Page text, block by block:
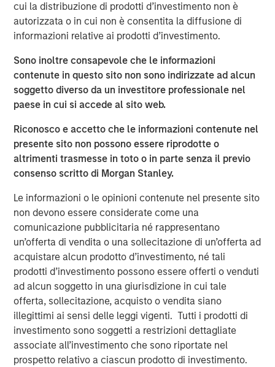
cui la distribuzione di prodotti d’investimento non è
autorizzata o in cui non è consentita la diffusione di
informazioni relative ai prodotti d’investimento.
Sono inoltre consapevole che le informazioni
contenute in questo sito non sono indirizzate ad alcun
soggetto diverso da un investitore professionale nel
paese in cui si accede al sito web.
Riconosco e accetto che le informazioni contenute nel
presente sito non possono essere riprodotte o
altrimenti trasmesse in toto o in parte senza il previo
consenso scritto di Morgan Stanley.
Le informazioni o le opinioni contenute nel presente sito
non devono essere considerate come una
comunicazione pubblicitaria né rappresentano
un’offerta di vendita o una sollecitazione di un’offerta ad
acquistare alcun prodotto d’investimento, né tali
prodotti d’investimento possono essere offerti o venduti
ad alcun soggetto in una giurisdizione in cui tale
offerta, sollecitazione, acquisto o vendita siano
illegittimi ai sensi delle leggi vigenti. Tutti i prodotti di
investimento sono soggetti a restrizioni dettagliate
associate all’investimento che sono riportate nel
prospetto relativo a ciascun prodotto di investimento.
Using a subscription-based payment model, Medsphere’s
suite of solutions are available to all inpatient and
ambulatory facilities, including behavioral health
hospitals, specialty clinics and multi-facility systems,
regardless of size and budget. Over the past two years,
Medsphere has benefited from steadily increasing
interest among healthcare organizations in a subscription
subscription revenue grew 46 percent in 2017 and is on
track to grow significantly again this year.
Medsphere’sCareVueelectronic health record (EHR) for
RCM Cloud system for revenue and back office ensures
complete electronic support for clinicians and staff
across the spectrum of care. Medsphere’sPhoenix Health
Systemsdivision also delivers superior, vendor-
independent healthcare IT consulting, service desk
support and infrastructure outsourcing services to a wide
range of clients nationwide.
“We are very pleased to have Morgan Stanley Expansion
Capital’s support for our growing organization,” said
company President and CEO Irv Lichtenwald. “Both
Morgan Stanley Expansion Capital and East West Bank